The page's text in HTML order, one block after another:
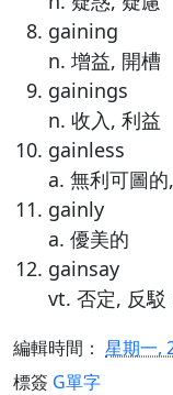
gaining
n. 增益, 開槽
gainings
n. 收入, 利益
gainless
a. 無利可圖
gainly
a. 優美的
gainsay
vt. 否定, 反駁
編輯時間： 星期一,
標簽 G單字